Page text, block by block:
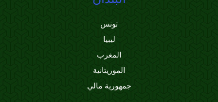
تونس
ليبيا
المغرب
الموريتانية
جمهورية مالي